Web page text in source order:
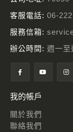
客服電話: 06-
服務信箱:
辦公時間: 週一
我的帳戶
關於我們
聯絡我們